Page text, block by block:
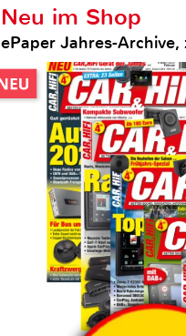
Neu im Shop
ePaper Jahres-Archive,